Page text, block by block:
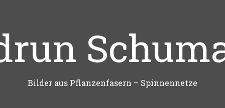
Bilder aus Pflanzenfasern – Spinnennetze